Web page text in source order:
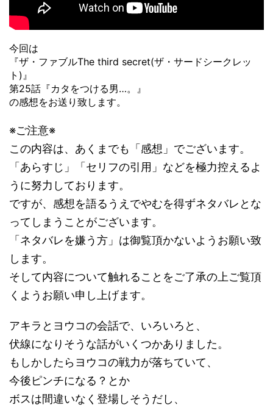
今回は
『ザ・ファブルThe third secret(ザ・サードシークレッ
ト)』
第25話『カタをつける男…。』
の感想をお送り致します。
※ご注意※
この内容は、あくまでも「感想」でございます。
「あらすじ」「セリフの引用」などを極力控えるよ
うに努力しております。
ですが、感想を語るうえでやむを得ずネタバレとな
ってしまうことがございます。
「ネタバレを嫌う方」は御覧頂かないようお願い致
します。
そして内容について触れることをご了承の上ご覧頂
くようお願い申し上げます。
アキラとヨウコの会話で、いろいろと、
伏線になりそうな話がいくつかありました。
もしかしたらヨウコの戦力が落ちていて、
今後ピンチになる？とか
ボスは間違いなく登場しそうだし、